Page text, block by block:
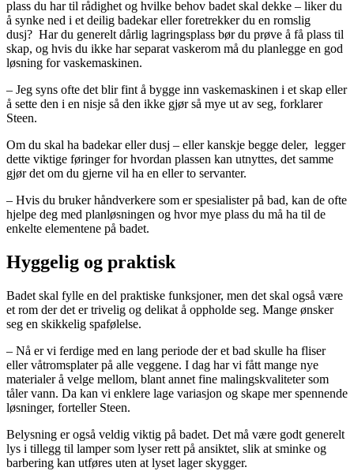
plass du har til rådighet og hvilke behov badet skal dekke – liker du
å synke ned i et deilig badekar eller foretrekker du en romslig
dusj? Har du generelt dårlig lagringsplass bør du prøve å få plass til
skap, og hvis du ikke har separat vaskerom må du planlegge en god
løsning for vaskemaskinen.
– Jeg syns ofte det blir fint å bygge inn vaskemaskinen i et skap eller
å sette den i en nisje så den ikke gjør så mye ut av seg, forklarer
Steen.
Om du skal ha badekar eller dusj – eller kanskje begge deler, legger
dette viktige føringer for hvordan plassen kan utnyttes, det samme
gjør det om du gjerne vil ha en eller to servanter.
– Hvis du bruker håndverkere som er spesialister på bad, kan de ofte
hjelpe deg med planløsningen og hvor mye plass du må ha til de
enkelte elementene på badet.
Hyggelig og praktisk
Badet skal fylle en del praktiske funksjoner, men det skal også være
et rom der det er trivelig og delikat å oppholde seg. Mange ønsker
seg en skikkelig spafølelse.
– Nå er vi ferdige med en lang periode der et bad skulle ha fliser
eller våtromsplater på alle veggene. I dag har vi fått mange nye
materialer å velge mellom, blant annet fine malingskvaliteter som
tåler vann. Da kan vi enklere lage variasjon og skape mer spennende
løsninger, forteller Steen.
Belysning er også veldig viktig på badet. Det må være godt generelt
lys i tillegg til lamper som lyser rett på ansiktet, slik at sminke og
barbering kan utføres uten at lyset lager skygger.